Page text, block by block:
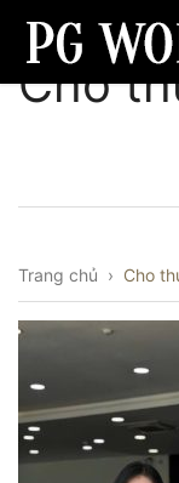
Cho
Trang chủ › Cho